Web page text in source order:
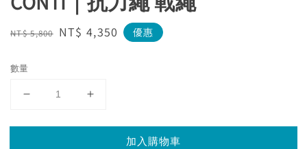
Regular
NT$ 5,800 Sale
NT$ 4,350 優惠
數量
加入購物車